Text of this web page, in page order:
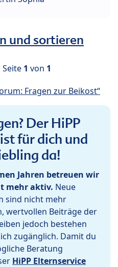
und sortieren
Seite 1 von 1
Fragen zur Beikost“
Der HiPP
für dich und
da!
Jahren betreuen wir
mehr aktiv. Neue
sind nicht mehr
wertvollen Beiträge der
jedoch bestehen
zugänglich. Damit du
Beratung
HiPP Elternservice